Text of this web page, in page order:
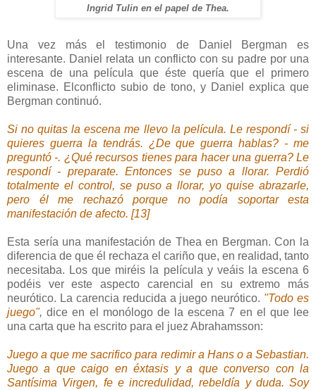
Ingrid Tulin en el papel de Thea.
Una vez más el testimonio de Daniel Bergman es
interesante. Daniel relata un conflicto con su padre por una
escena de una película que éste quería que el primero
eliminase. Elconflicto subio de tono, y Daniel explica que
Bergman continuó.
Si no quitas la escena me llevo la película. Le respondí - si
quieres guerra la tendrás. ¿De que guerra hablas? - me
preguntó -. ¿Qué recursos tienes para hacer una guerra? Le
respondí - preparate. Entonces se puso a llorar. Perdió
totalmente el control, se puso a llorar, yo quise abrazarle,
pero él me rechazó porque no podía soportar esta
manifestación de afecto. [13]
Esta sería una manifestación de Thea en Bergman. Con la
diferencia de que él rechaza el cariño que, en realidad, tanto
necesitaba. Los que miréis la película y veáis la escena 6
podéis ver este aspecto carencial en su extremo más
neurótico. La carencia reducida a juego neurótico. "Todo es
juego",dice en el monólogo de la escena 7 en el que lee
una carta que ha escrito para el juez Abrahamsson:
Juego a que me sacrifico para redimir a Hans o a Sebastian.
Juego a que caigo en éxtasis y a que converso con la
Santísima Virgen, fe e incredulidad, rebeldía y duda. Soy